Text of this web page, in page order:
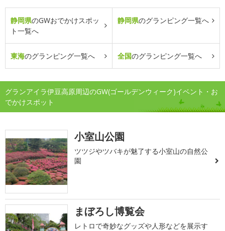
静岡県のGWおでかけスポッ
ト一覧へ
静岡県のグランピング一覧へ
東海のグランピング一覧へ 全国のグランピング一覧へ
グランアイラ伊豆高原周辺のGW(ゴールデンウィーク)イベント・お
でかけスポット
小室山公園
ツツジやツバキが魅了する小室山の自然公
園
まぼろし博覧会
レトロで奇妙なグッズや人形などを展示す